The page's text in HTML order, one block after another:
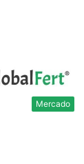
Mercado